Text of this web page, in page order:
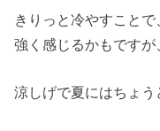
きりっと冷やすこと
強く感じるかもですが
涼しげで夏にはちょう